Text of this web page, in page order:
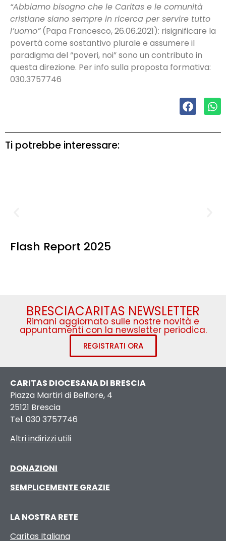
“Abbiamo bisogno che le Caritas e le comunità
cristiane siano sempre in ricerca per servire tutto
l’uomo”(Papa Francesco, 26.06.2021): risignificare la
povertà come sostantivo plurale e assumere il
paradigma del “poveri, noi” sono un contributo in
questa direzione. Per info sulla proposta formativa:
030.3757746
Ti potrebbe interessare:
Flash Report 2025
BRESCIACARITAS NEWSLETTER
Rimani aggiornato sulle nostre novità e
appuntamenti con la newsletter periodica.
REGISTRATI ORA
CARITAS DIOCESANA DI BRESCIA
Piazza Martiri di Belfiore, 4
25121 Brescia
Tel. 030 3757746
Altri indirizzi utili
DONAZIONI
SEMPLICEMENTE GRAZIE
LA NOSTRA RETE
Caritas Italiana